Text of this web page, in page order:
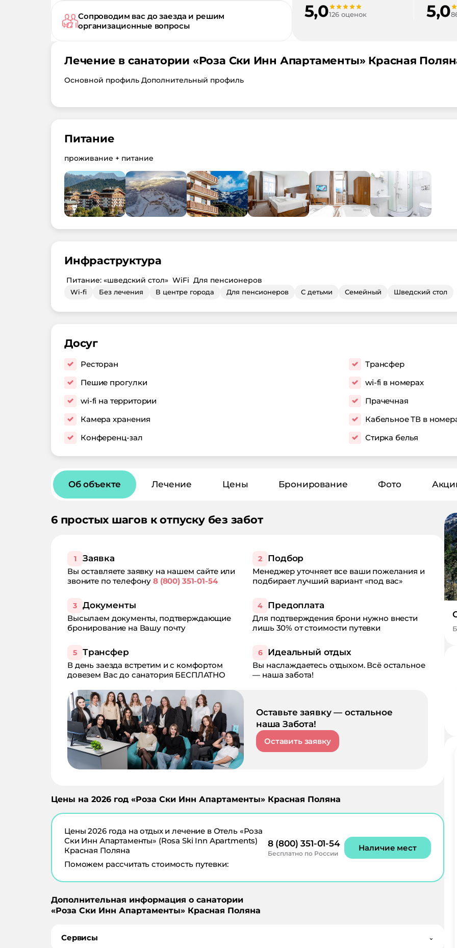
Сопроводим вас до заезда и решим
организационные вопросы
5,0126 оценок 5,0
Лечение в санатории «Роза Ски Инн Апартаменты» Красная
Основной профиль Дополнительный профиль
Питание
проживание + питание
Инфраструктура
Питание: «шведский стол» WiFi Для пенсионеров
Wi-fi Без лечения В центре города Для пенсионеров С детьми Семейный Шведский стол
Досуг
Ресторан
Трансфер
Пешие прогулки
wi-fi в номерах
wi-fi на территории
Прачечная
Камера хранения
Кабельное ТВ в
Конференц-зал
Стирка белья
Об объекте Лечение Цены Бронирование Фото
6 простых шагов к отпуску без забот
1 Заявка
Вы оставляете заявку на нашем сайте или
звоните по телефону8 (800) 351-01-54
2 Подбор
Менеджер уточняет все ваши пожелания и
подбирает лучший вариант «под вас»
3 Документы
Высылаем документы, подтверждающие
бронирование на Вашу почту
4 Предоплата
Для подтверждения брони нужно внести
лишь 30% от стоимости путевки
5 Трансфер
В день заезда встретим и с комфортом
довезем Вас до санатория БЕСПЛАТНО
6 Идеальный отдых
Вы наслаждаетесь отдыхом. Всё остальное
— наша забота!
Оставьте заявку — остальное
наша Забота!
Оставить заявку
Цены на 2026 год «Роза Ски Инн Апартаменты» Красная Поляна
Цены2026года на отдых и лечение в Отель «Роза
Ски Инн Апартаменты» (Rosa Ski Inn Apartments)
Красная Поляна
Поможем рассчитать стоимость путевки:
8 (800) 351-01-54
Бесплатно по России
Наличие мест
Дополнительная информация о санатории
«Роза Ски Инн Апартаменты» Красная Поляна
Сервисы ⌄